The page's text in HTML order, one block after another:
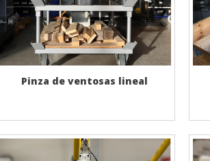
Pinza de ventosas lineal